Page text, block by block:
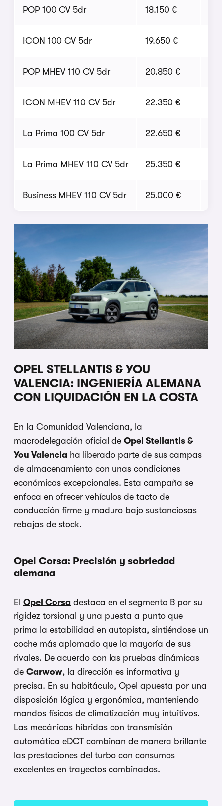
POP 100 CV 5dr 18.150 €
ICON 100 CV 5dr 19.650 €
POP MHEV 110 CV 5dr 20.850 €
ICON MHEV 110 CV 5dr 22.350 €
La Prima 100 CV 5dr 22.650 €
La Prima MHEV 110 CV 5dr 25.350 €
Business MHEV 110 CV 5dr 25.000 €
OPEL STELLANTIS & YOU
VALENCIA: INGENIERÍA ALEMANA
CON LIQUIDACIÓN EN LA COSTA
En la Comunidad Valenciana, la
macrodelegación oficial de Opel Stellantis &
You Valencia ha liberado parte de sus campas
de almacenamiento con unas condiciones
económicas excepcionales. Esta campaña se
enfoca en ofrecer vehículos de tacto de
conducción firme y maduro bajo sustanciosas
rebajas de stock.
Opel Corsa: Precisión y sobriedad
alemana
El Opel Corsa destaca en el segmento B por su
rigidez torsional y una puesta a punto que
prima la estabilidad en autopista, sintiéndose un
coche más aplomado que la mayoría de sus
rivales. De acuerdo con las pruebas dinámicas
de Carwow, la dirección es informativa y
precisa. En su habitáculo, Opel apuesta por una
disposición lógica y ergonómica, manteniendo
mandos físicos de climatización muy intuitivos.
Las mecánicas híbridas con transmisión
automática eDCT combinan de manera brillante
las prestaciones del turbo con consumos
excelentes en trayectos combinados.